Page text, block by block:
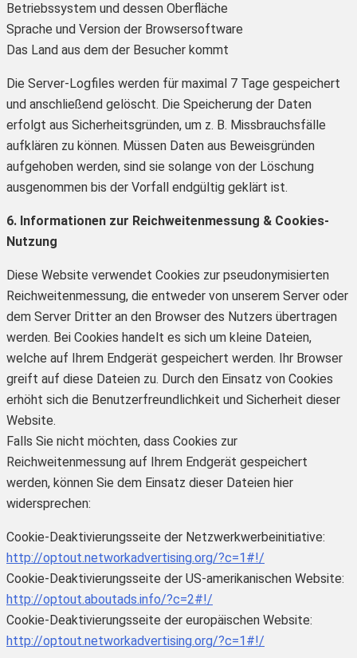
Betriebssystem und dessen Oberfläche
Sprache und Version der Browsersoftware
Das Land aus dem der Besucher kommt
Die Server-Logfiles werden für maximal 7 Tage gespeichert
und anschließend gelöscht. Die Speicherung der Daten
erfolgt aus Sicherheitsgründen, um z. B. Missbrauchsfälle
aufklären zu können. Müssen Daten aus Beweisgründen
aufgehoben werden, sind sie solange von der Löschung
ausgenommen bis der Vorfall endgültig geklärt ist.
6. Informationen zur Reichweitenmessung & Cookies-
Nutzung
Diese Website verwendet Cookies zur pseudonymisierten
Reichweitenmessung, die entweder von unserem Server oder
dem Server Dritter an den Browser des Nutzers übertragen
werden. Bei Cookies handelt es sich um kleine Dateien,
welche auf Ihrem Endgerät gespeichert werden. Ihr Browser
greift auf diese Dateien zu. Durch den Einsatz von Cookies
erhöht sich die Benutzerfreundlichkeit und Sicherheit dieser
Website.
Falls Sie nicht möchten, dass Cookies zur
Reichweitenmessung auf Ihrem Endgerät gespeichert
werden, können Sie dem Einsatz dieser Dateien hier
widersprechen:
Cookie-Deaktivierungsseite der Netzwerkwerbeinitiative:
http://optout.networkadvertising.org/?c=1#!/
Cookie-Deaktivierungsseite der US-amerikanischen Website:
http://optout.aboutads.info/?c=2#!/
Cookie-Deaktivierungsseite der europäischen Website:
http://optout.networkadvertising.org/?c=1#!/